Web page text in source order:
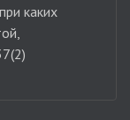
каких